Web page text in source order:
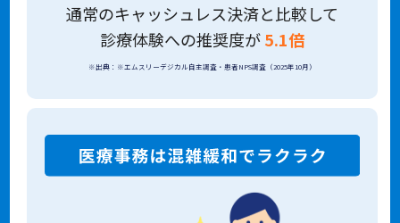
通常のキャッシュレス決済と比較して
診療体験への推奨度が5.1倍
※出典：※エムスリーデジカル自主調査・患者NPS調査（2025年10月）